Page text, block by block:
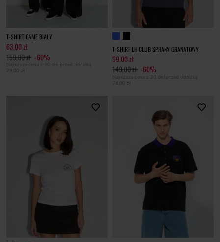
T-SHIRT GAME BIAŁY
63,00 zł
159,00 zł -60%
Najniższa cena z 30 dni przed obniżką
79,00 zł
T-SHIRT LH CLUB SPRANY GRANATOWY
59,00 zł
149,00 zł -60%
Najniższa cena z 30 dni przed obniżką
74,00 zł